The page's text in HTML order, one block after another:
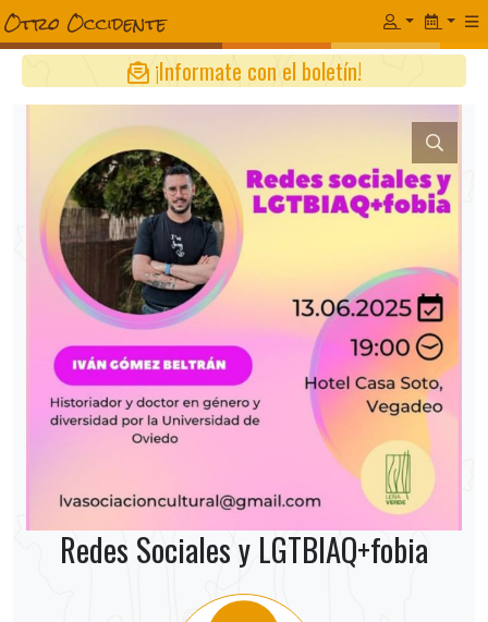
¡Informate con el boletín!
Redes Sociales y LGTBIAQ+fobia